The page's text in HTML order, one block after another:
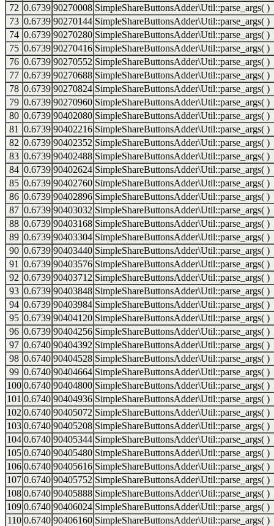
72 0.6739 90270008 SimpleShareButtonsAdder\Util::parse_args( )
73 0.6739 90270144 SimpleShareButtonsAdder\Util::parse_args( )
74 0.6739 90270280 SimpleShareButtonsAdder\Util::parse_args( )
75 0.6739 90270416 SimpleShareButtonsAdder\Util::parse_args( )
76 0.6739 90270552 SimpleShareButtonsAdder\Util::parse_args( )
77 0.6739 90270688 SimpleShareButtonsAdder\Util::parse_args( )
78 0.6739 90270824 SimpleShareButtonsAdder\Util::parse_args( )
79 0.6739 90270960 SimpleShareButtonsAdder\Util::parse_args( )
80 0.6739 90402080 SimpleShareButtonsAdder\Util::parse_args( )
81
0.6739 90402216 SimpleShareButtonsAdder\Util::parse_args( )
82 0.6739 90402352 SimpleShareButtonsAdder\Util::parse_args( )
83 0.6739 90402488 SimpleShareButtonsAdder\Util::parse_args( )
84 0.6739 90402624 SimpleShareButtonsAdder\Util::parse_args( )
85 0.6739 90402760 SimpleShareButtonsAdder\Util::parse_args( )
86 0.6739 90402896 SimpleShareButtonsAdder\Util::parse_args( )
87 0.6739 90403032 SimpleShareButtonsAdder\Util::parse_args( )
88 0.6739 90403168 SimpleShareButtonsAdder\Util::parse_args( )
89 0.6739 90403304 SimpleShareButtonsAdder\Util::parse_args( )
90 0.6739 90403440 SimpleShareButtonsAdder\Util::parse_args( )
91
0.6739 90403576 SimpleShareButtonsAdder\Util::parse_args( )
92 0.6739 90403712 SimpleShareButtonsAdder\Util::parse_args( )
93 0.6739 90403848 SimpleShareButtonsAdder\Util::parse_args( )
94 0.6739 90403984 SimpleShareButtonsAdder\Util::parse_args( )
95 0.6739 90404120 SimpleShareButtonsAdder\Util::parse_args( )
96 0.6739 90404256 SimpleShareButtonsAdder\Util::parse_args( )
97 0.6740 90404392 SimpleShareButtonsAdder\Util::parse_args( )
98 0.6740 90404528 SimpleShareButtonsAdder\Util::parse_args( )
99 0.6740 90404664 SimpleShareButtonsAdder\Util::parse_args( )
100 0.6740 90404800 SimpleShareButtonsAdder\Util::parse_args( )
101 0.6740 90404936 SimpleShareButtonsAdder\Util::parse_args( )
102 0.6740 90405072 SimpleShareButtonsAdder\Util::parse_args( )
103 0.6740 90405208 SimpleShareButtonsAdder\Util::parse_args( )
104 0.6740 90405344 SimpleShareButtonsAdder\Util::parse_args( )
105 0.6740 90405480 SimpleShareButtonsAdder\Util::parse_args( )
106 0.6740 90405616 SimpleShareButtonsAdder\Util::parse_args( )
107 0.6740 90405752 SimpleShareButtonsAdder\Util::parse_args( )
108 0.6740 90405888 SimpleShareButtonsAdder\Util::parse_args( )
109 0.6740 90406024 SimpleShareButtonsAdder\Util::parse_args( )
110 0.6740 90406160 SimpleShareButtonsAdder\Util::parse_args( )